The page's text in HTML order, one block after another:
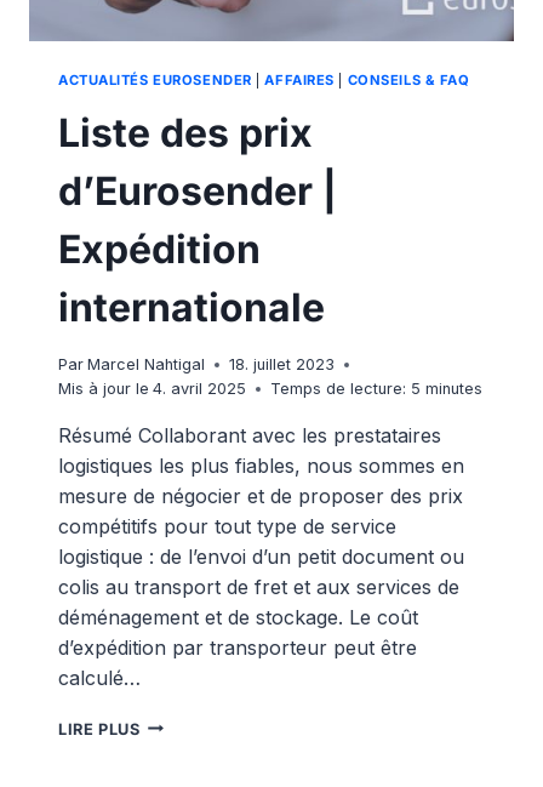
ACTUALITÉS EUROSENDER |AFFAIRES CONSEILS & FAQ
Liste des prix
d’Eurosender |
Expédition
internationale
Par Marcel Nahtigal
18. juillet 2023
Mis à jour le 4. avril 2025 Temps de lecture: 5minutes
Résumé Collaborant avec les prestataires
logistiques les plus fiables, nous sommes en
mesure de négocier et de proposer des prix
compétitifs pour tout type de service
logistique : de l’envoi d’un petit document ou
colis au transport de fret et aux services de
déménagement et de stockage. Le coût
d’expédition par transporteur peut être
calculé…
LIRE PLUSLISTE